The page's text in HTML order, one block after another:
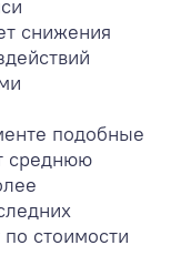
снижения
подобные
среднюю
стоимости